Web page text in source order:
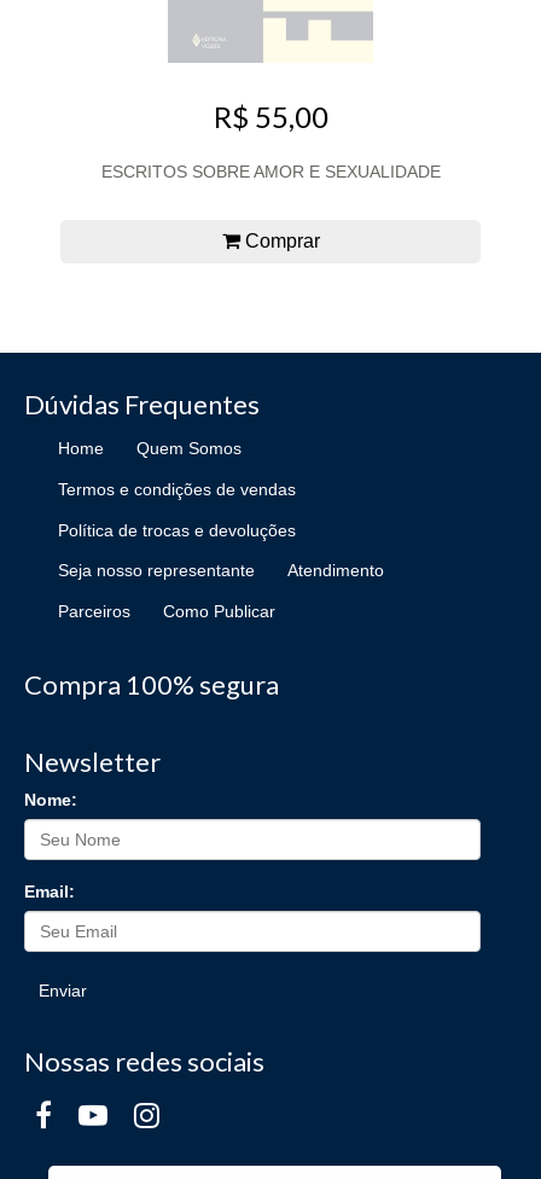
R$ 55,00
ESCRITOS SOBRE AMOR E SEXUALIDADE
Comprar
Dúvidas Frequentes
Home Quem Somos
Termos e condições de vendas
Política de trocas e devoluções
Seja nosso representante Atendimento
Parceiros Como Publicar
Compra 100% segura
Newsletter
Nome:
Email:
Enviar
Nossas redes sociais